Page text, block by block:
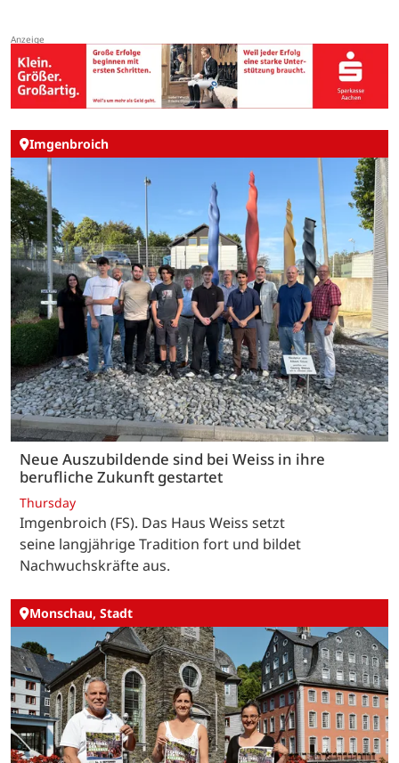
Imgenbroich
Neue Auszubildende sind bei Weiss in ihre
berufliche Zukunft gestartet
Thursday
Imgenbroich (FS). Das Haus Weiss setzt
seine langjährige Tradition fort und bildet
Nachwuchskräfte aus.
Monschau, Stadt